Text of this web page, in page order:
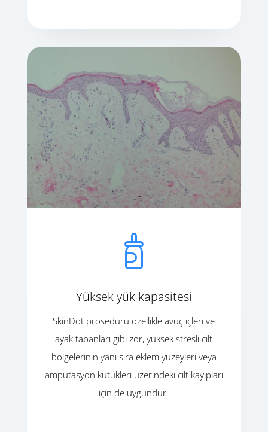
Yüksek yük kapasitesi
SkinDot prosedürü özellikle avuç içleri ve
ayak tabanları gibi zor, yüksek stresli cilt
bölgelerinin yanı sıra eklem yüzeyleri veya
ampütasyon kütükleri üzerindeki cilt kayıpları
için de uygundur.